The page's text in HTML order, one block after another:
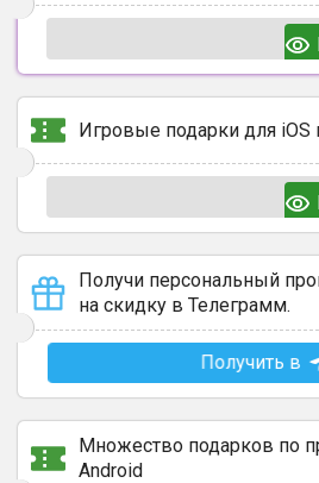
Игровые подарки для iOS
Получи персональный
на скидку в Телеграмм.
Получить в
Множество подарков по
Android